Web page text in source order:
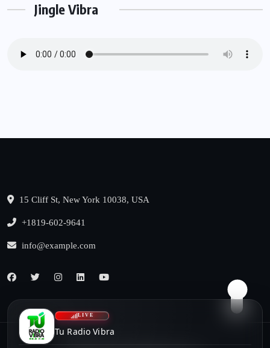
Jingle Vibra
15 Cliff St, New York 10038, USA
+1819-602-9641
info@example.com
LIVE
Tu Radio Vibra